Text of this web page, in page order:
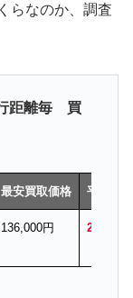
らなのか、調査
距離毎 買
最安買取価格 平均買
136,000円 285,048